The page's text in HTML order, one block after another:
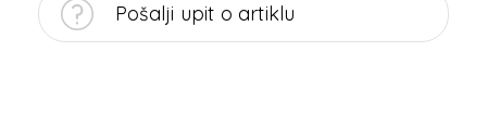
Pošalji upit o artiklu